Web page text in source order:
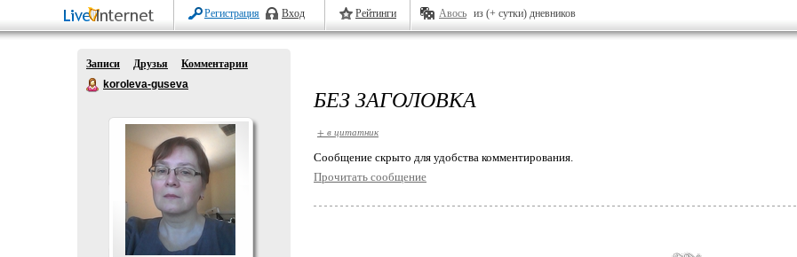
Регистрация Вход Рейтинги Авось из (+ сутки) дневников
Записи Друзья
Комментарии
koroleva-guseva
БЕЗ ЗАГОЛОВКА
+ в цитатник
Cообщение скрыто для удобства комментирования.
Прочитать сообщение